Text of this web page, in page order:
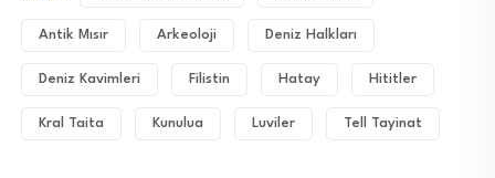
Antik Mısır Arkeoloji Deniz Halkları
Deniz Kavimleri Filistin Hatay Hititler
Kral Taita Kunulua Luviler Tell Tayinat